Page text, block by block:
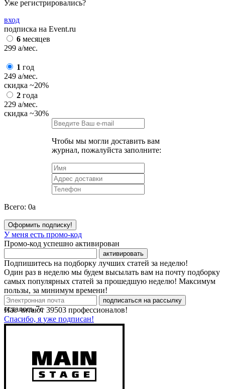
Уже регистрировались?
вход
подписка на Event.ru
6 месяцев
299 a/мес.
1 год
249 a/мес.
скидка ~20%
2 года
229 a/мес.
скидка ~30%
Чтобы мы могли доставить вам
журнал, пожалуйста заполните:
Всего: 0a
Оформить подписку!
У меня есть промо-код
Промо-код успешно активирован
активировать
Подпишитесь на подборку лучших статей за неделю!
Один раз в неделю мы будем высылать вам на почту подборку
самых популярных статей за прошедшую неделю! Максимум
пользы, за минимум времени!
подписаться на рассылку
Нас читают 39503 профессионалов!
Спасибо, я уже подписан!
осталось7с